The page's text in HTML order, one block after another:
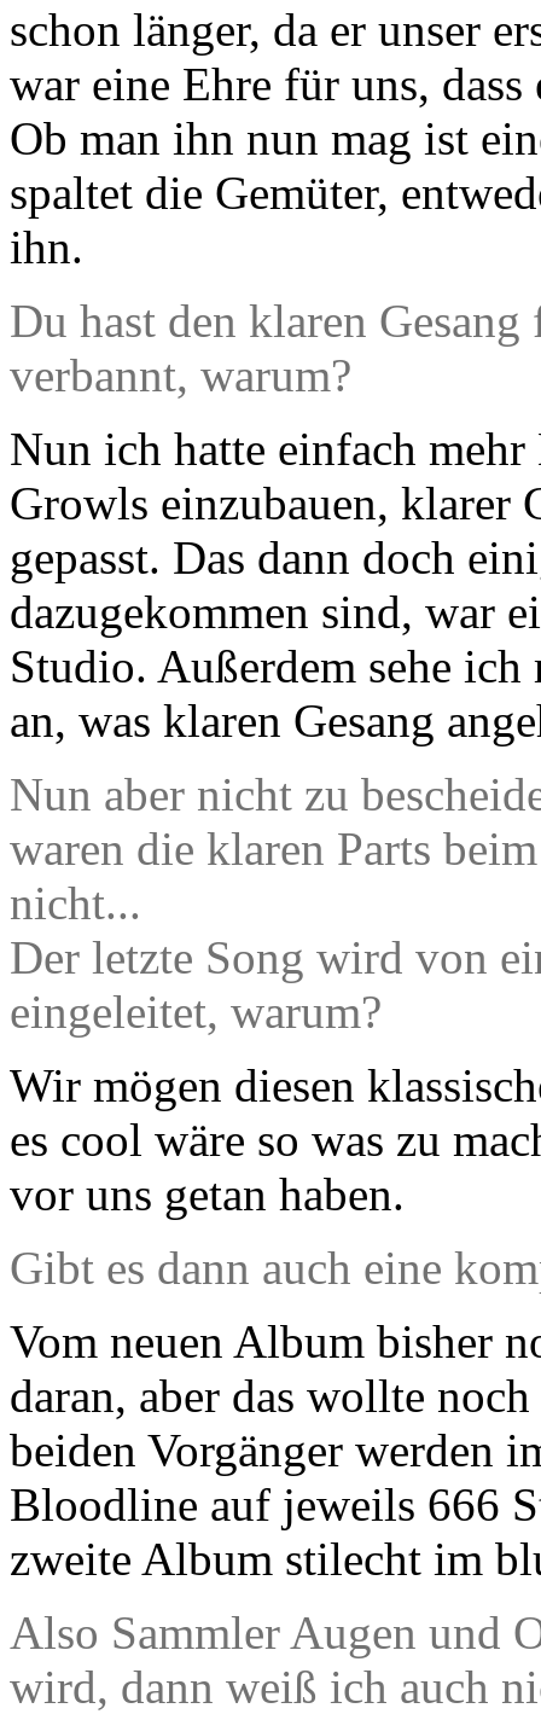
schon länger, da er unser
war eine Ehre für uns,
Ob man ihn nun mag ist
spaltet die Gemüter,
ihn.
Du hast den klaren
verbannt, warum?
Nun ich hatte einfach
Growls einzubauen, klarer
gepasst. Das dann doch
dazugekommen sind, war
Studio. Außerdem sehe
an, was klaren Gesang
Nun aber nicht zu
waren die klaren Parts
nicht...
Der letzte Song wird von
eingeleitet, warum?
Wir mögen diesen
es cool wäre so was zu
vor uns getan haben.
Gibt es dann auch eine
Vom neuen Album bisher
daran, aber das wollte
beiden Vorgänger werden
Bloodline auf jeweils 666
zweite Album stilecht im
Also Sammler Augen und
wird, dann weiß ich auch